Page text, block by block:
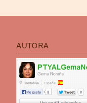
AUTORA